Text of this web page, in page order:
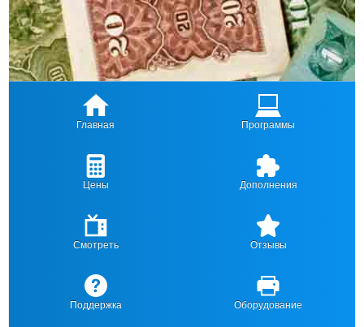
Главная Программы
Цены Дополнения
Смотреть Отзывы
Поддержка Оборудование